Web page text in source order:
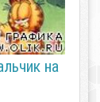
на